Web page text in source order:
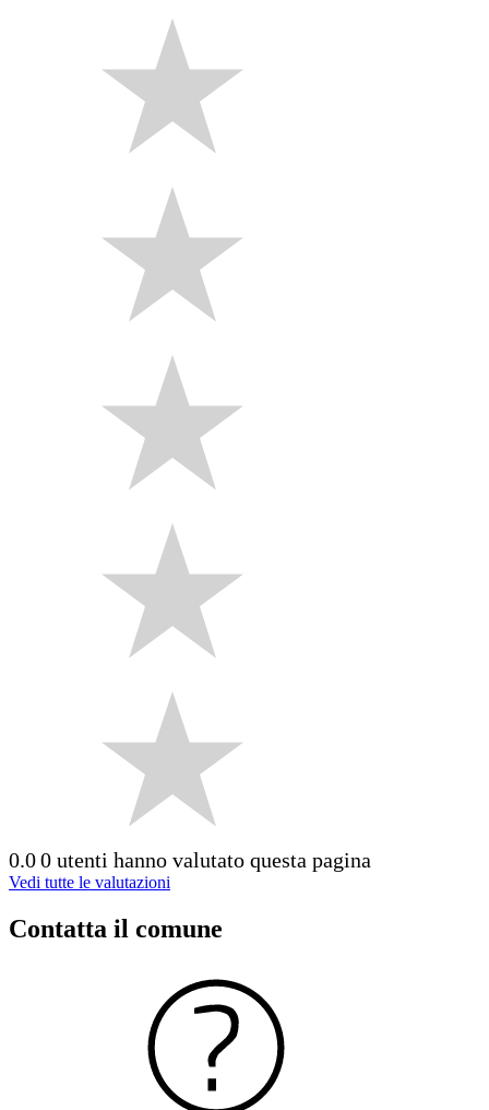
0.00 utenti hanno valutato questa pagina
Vedi tutte le valutazioni
Contatta il comune